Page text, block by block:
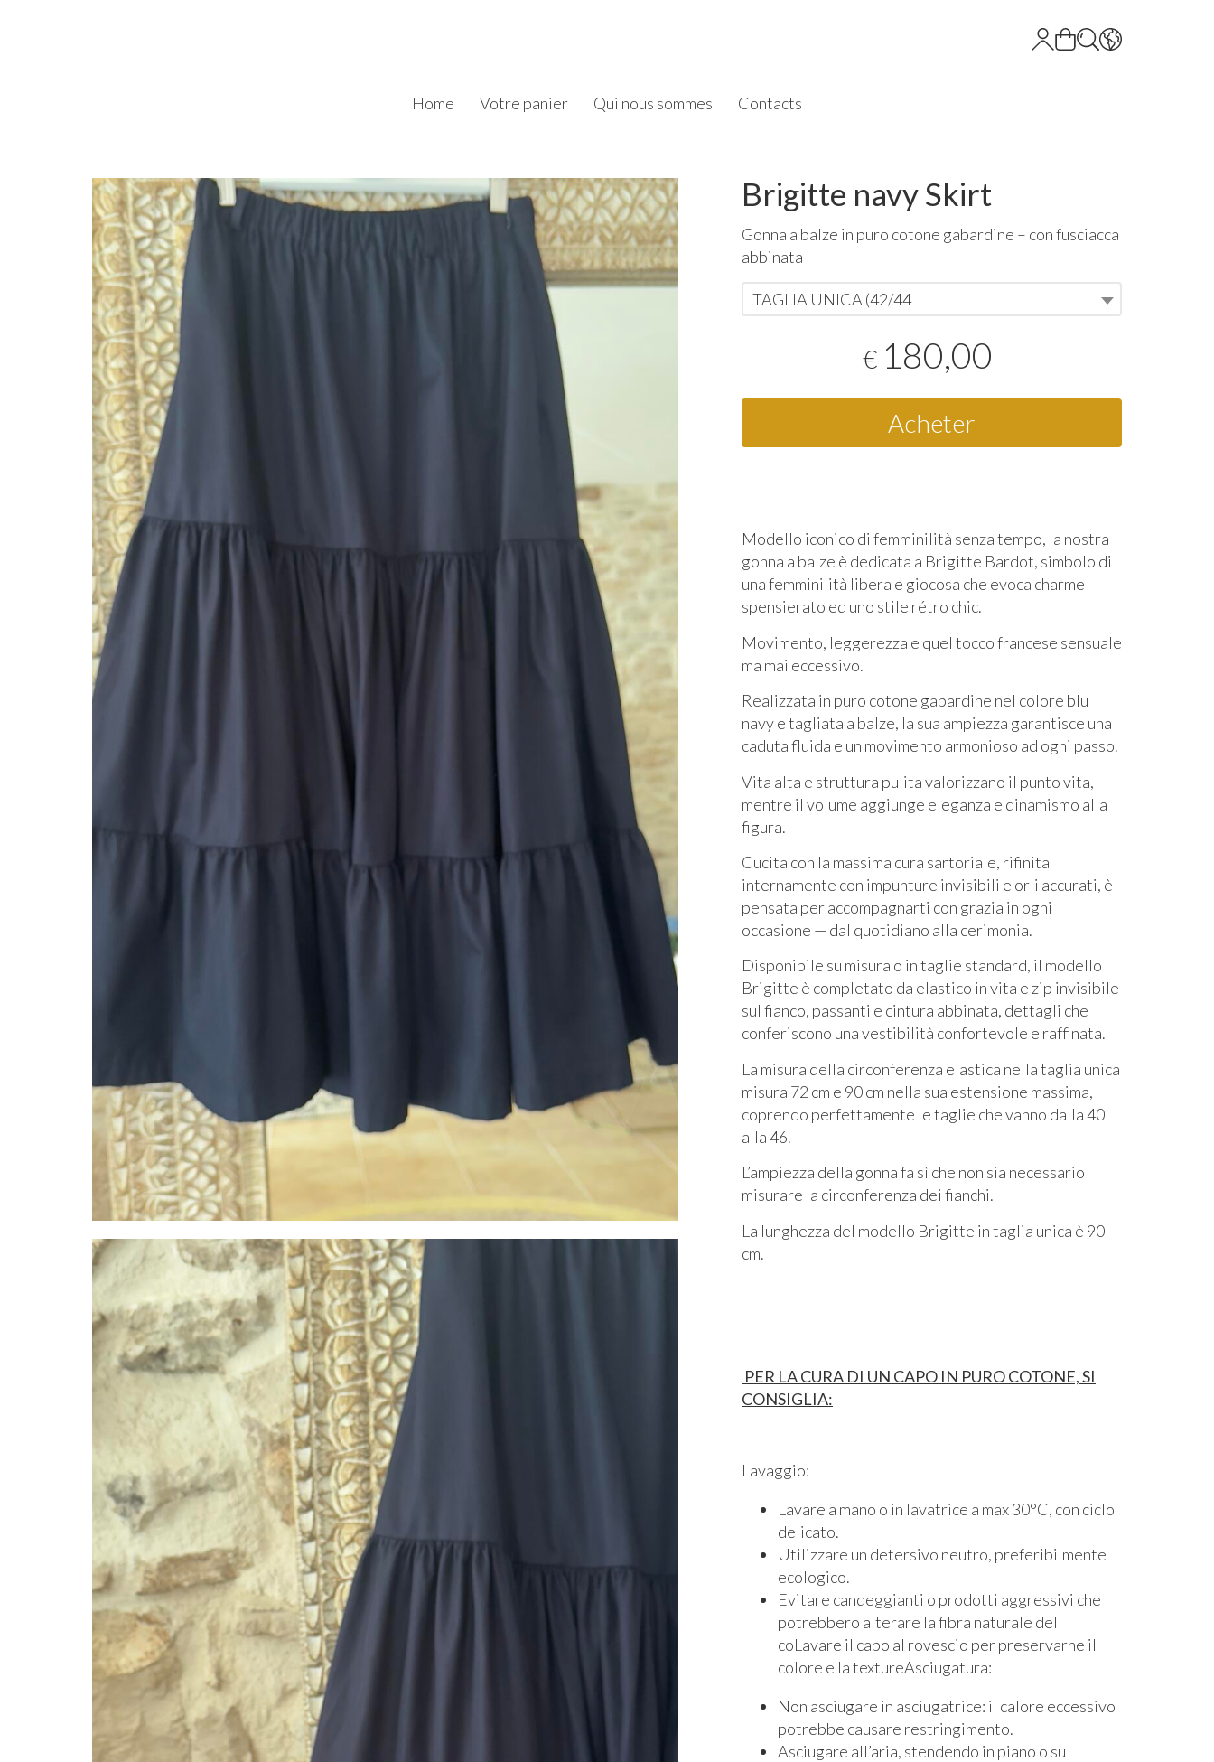
Home Votre panier Qui nous sommes Contacts
Brigitte navy Skirt
Gonna a balze in puro cotone gabardine – con fusciacca
abbinata -
TAGLIA UNICA (42/44
€ 180,00
Acheter
Modello iconico di femminilità senza tempo, la nostra
gonna a balze è dedicata a Brigitte Bardot, simbolo di
una femminilità libera e giocosa che evoca charme
spensierato ed uno stile rétro chic.
Movimento, leggerezza e quel tocco francese sensuale
ma mai eccessivo.
Realizzata in puro cotone gabardine nel colore blu
navy e tagliata a balze, la sua ampiezza garantisce una
caduta fluida e un movimento armonioso ad ogni passo.
Vita alta e struttura pulita valorizzano il punto vita,
mentre il volume aggiunge eleganza e dinamismo alla
figura.
Cucita con la massima cura sartoriale, rifinita
internamente con impunture invisibili e orli accurati, è
pensata per accompagnarti con grazia in ogni
occasione — dal quotidiano alla cerimonia.
Disponibile su misura o in taglie standard, il modello
Brigitte è completato da elastico in vita e zip invisibile
sul fianco, passanti e cintura abbinata, dettagli che
conferiscono una vestibilità confortevole e raffinata.
La misura della circonferenza elastica nella taglia unica
misura 72 cm e 90 cm nella sua estensione massima,
coprendo perfettamente le taglie che vanno dalla 40
alla 46.
L’ampiezza della gonna fa sì che non sia necessario
misurare la circonferenza dei fianchi.
La lunghezza del modello Brigitte in taglia unica è 90
cm.
PER LA CURA DI UN CAPO IN PURO COTONE, SI
CONSIGLIA:
Lavaggio:
Lavare a mano o in lavatrice a max 30°C, con ciclo
delicato.
Utilizzare un detersivo neutro, preferibilmente
ecologico.
Evitare candeggianti o prodotti aggressivi che
potrebbero alterare la fibra naturale del
coLavare il capo al rovescio per preservarne il
colore e la textureAsciugatura:
Non asciugare in asciugatrice: il calore eccessivo
potrebbe causare restringimento.
Asciugare all’aria, stendendo in piano o su